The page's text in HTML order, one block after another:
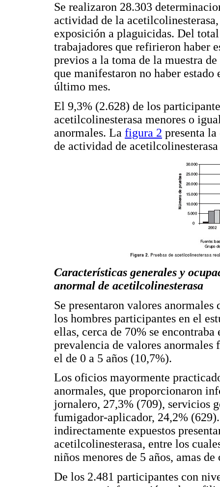
Se realizaron 28.303
actividad de la
exposición a plaguicidas. Del
trabajadores que refirieron haber
previos a la toma de la muestra
que manifestaron no haber
último mes.
El 9,3% (2.628) de los
acetilcolinesterasa menores o
anormales. La figura 2 presenta
de actividad de
Características generales y
anormal de acetilcolinesterasa
Se presentaron valores
los hombres participantes en el
ellas, cerca de 70% se
prevalencia de valores anormales
el de 0 a 5 años (10,7%).
Los oficios mayormente
anormales, que proporcionaron
jornalero, 27,3% (709), servicios
fumigador-aplicador, 24,2%
indirectamente expuestos
acetilcolinesterasa, entre los
niños menores de 5 años, amas
De los 2.481 participantes con